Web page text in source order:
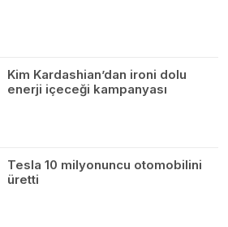
Kim Kardashian’dan ironi dolu
enerji içeceği kampanyası
Tesla 10 milyonuncu otomobilini
üretti